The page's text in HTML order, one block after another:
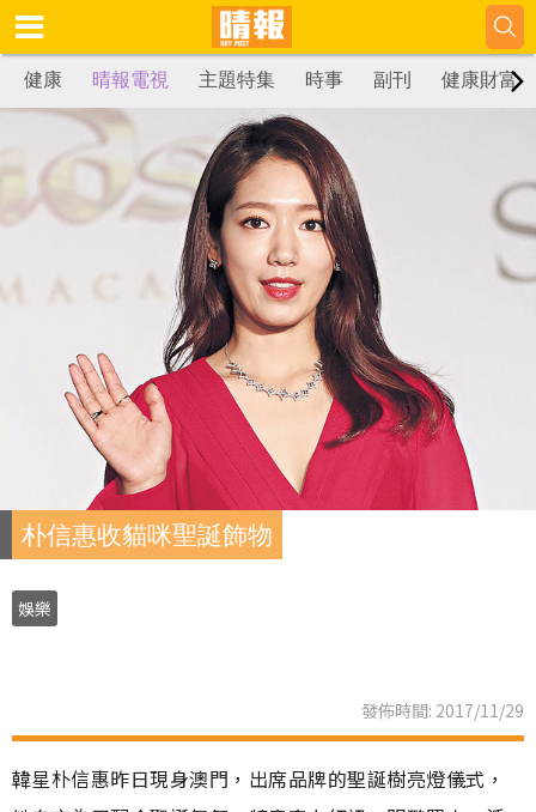
健康 晴報電視 主題特集 時事 副刊 健康財富
朴信惠收貓咪聖誕飾物
娛樂
發佈時間: 2017/11/29
韓星朴信惠昨日現身澳門，出席品牌的聖誕樹亮燈儀式，